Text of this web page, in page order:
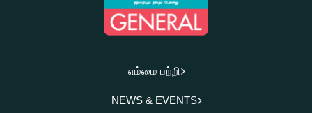
எம்மை பற்றி
NEWS & EVENTS